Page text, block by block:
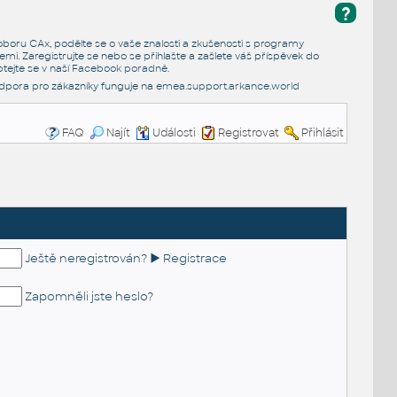
?
CAx, podělte se o vaše znalosti a zkušenosti s programy
Zaregistrujte se nebo se přihlašte a zašlete váš příspěvek do
se v naší Facebook poradně.
pro zákazníky funguje na emea.support.arkance.world
FAQ Najít Události Registrovat Přihlásit
Ještě neregistrován? ► Registrace
Zapomněli jste heslo?